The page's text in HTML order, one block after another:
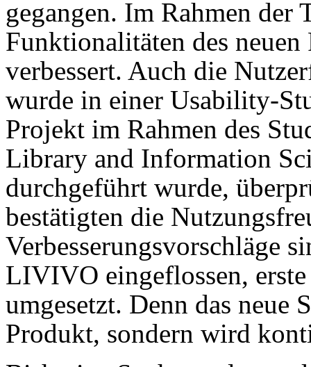
gegangen. Im Rahmen der
Funktionalitäten des
verbessert. Auch die
wurde in einer Usability-
Projekt im Rahmen des
Library and Information
durchgeführt wurde,
bestätigten die
Verbesserungsvorschläge
LIVIVO eingeflossen,
umgesetzt. Denn das neue
Produkt, sondern wird